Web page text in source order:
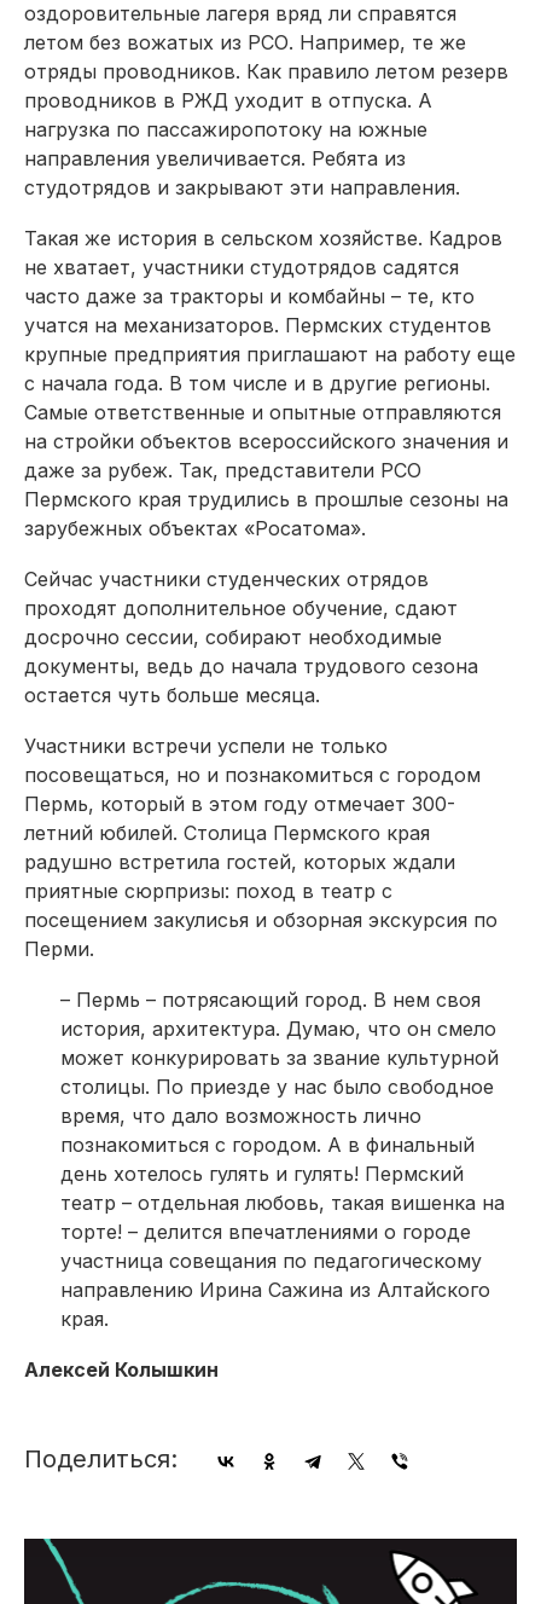
оздоровительные лагеря вряд ли справятся
летом без вожатых из РСО. Например, те же
отряды проводников. Как правило летом резерв
проводников в РЖД уходит в отпуска. А
нагрузка по пассажиропотоку на южные
направления увеличивается. Ребята из
студотрядов и закрывают эти направления.
Такая же история в сельском хозяйстве. Кадров
не хватает, участники студотрядов садятся
часто даже за тракторы и комбайны – те, кто
учатся на механизаторов. Пермских студентов
крупные предприятия приглашают на работу еще
с начала года. В том числе и в другие регионы.
Самые ответственные и опытные отправляются
на стройки объектов всероссийского значения и
даже за рубеж. Так, представители РСО
Пермского края трудились в прошлые сезоны на
зарубежных объектах «Росатома».
Сейчас участники студенческих отрядов
проходят дополнительное обучение, сдают
досрочно сессии, собирают необходимые
документы, ведь до начала трудового сезона
остается чуть больше месяца.
Участники встречи успели не только
посовещаться, но и познакомиться с городом
Пермь, который в этом году отмечает 300-
летний юбилей. Столица Пермского края
радушно встретила гостей, которых ждали
приятные сюрпризы: поход в театр с
посещением закулисья и обзорная экскурсия по
Перми.
– Пермь – потрясающий город. В нем своя
история, архитектура. Думаю, что он смело
может конкурировать за звание культурной
столицы. По приезде у нас было свободное
время, что дало возможность лично
познакомиться с городом. А в финальный
день хотелось гулять и гулять! Пермский
театр – отдельная любовь, такая вишенка на
торте! – делится впечатлениями о городе
участница совещания по педагогическому
направлению Ирина Сажина из Алтайского
края.
Алексей Колышкин
Поделиться: